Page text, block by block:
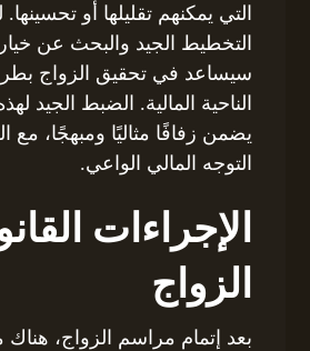
التي يمكنهم تقليلها أو تحسينها.
التخطيط الجيد والبحث عن
سيساعد في تحقيق الزواج
الناحية المالية. الضبط الجيد
يضمن زفافًا مثاليًا ومبهجًا، مع
التوجه المالي الواعي.
الإجراءات
الزواج
بعد إتمام مراسم الزواج،